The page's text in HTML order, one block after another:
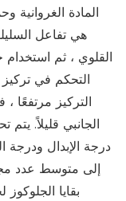
المادة الغروانية
هي تفاعل
القلوي ، ثم
التحكم في تركيز
التركيز مرتفعًا
الجانبي قليلاً.
درجة الإبدال ودرجة
إلى متوسط عدد
بقايا